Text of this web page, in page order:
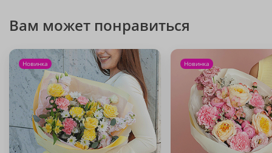
Вам может понравиться
Новинка Новинка